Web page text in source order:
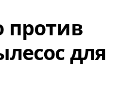
против
для